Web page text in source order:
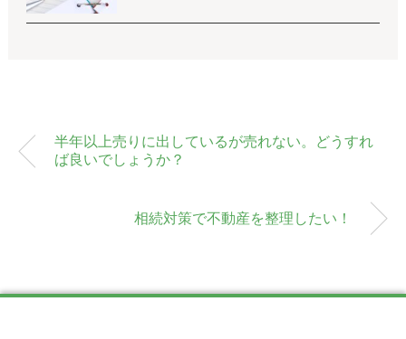
半年以上売りに出しているが売れない。どうすれ
ば良いでしょうか？
相続対策で不動産を整理したい！